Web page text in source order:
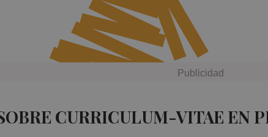
CURRICULUM-VITAE EN